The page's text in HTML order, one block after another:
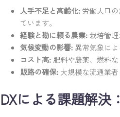
人手不足と高齢化: 労働人口
ています。
経験と勘に頼る農業:栽培管
気候変動の影響:異常気象に
コスト高: 肥料や農薬、燃料
販路の確保: 大規模な流通業
DXによる課題解決